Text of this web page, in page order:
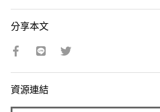
分享本文
資源連結